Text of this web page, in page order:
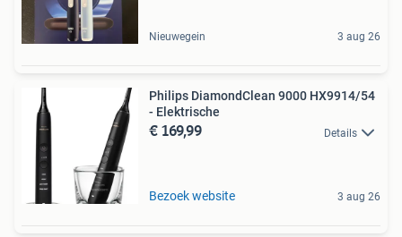
Nieuwegein 3 aug 26
Philips DiamondClean 9000 HX9914/54
- Elektrische
€ 169,99 Details
Bezoek website 3 aug 26